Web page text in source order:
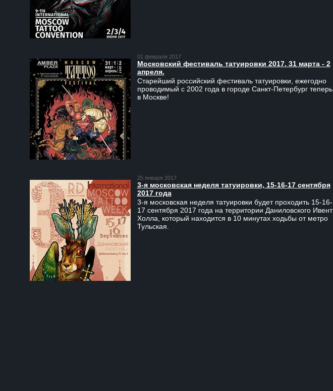
01 февраля 2017
Московский фестиваль татуировки 2017. 31 марта - 2
апреля.
Старейший российский фестиваль татуировки, ежегодно
проводимый с 2002 года в городе Санкт-Петербург теперь
в Москве!
25 января 2017
3-я московская неделя татуировки, 15-16-17 сентября
2017 года
3-я московская неделя татуировки будет проходить 15-16-
17 сентября 2017 года на территории Даниловского Ивент
Холла, который находится в 10 минутах ходьбы от метро
Тульская.